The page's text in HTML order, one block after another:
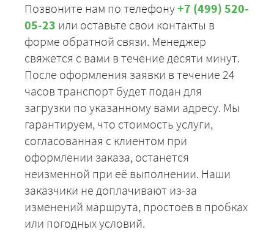
Позвоните нам по телефону+7 (499) 520-
05-23 или оставьте свои контакты в
форме обратной связи. Менеджер
свяжется с вами в течение десяти минут.
После оформления заявки в течение 24
часов транспорт будет подан для
загрузки по указанному вами адресу. Мы
гарантируем, что стоимость услуги,
согласованная с клиентом при
оформлении заказа, останется
неизменной при её выполнении. Наши
заказчики не доплачивают из-за
изменений маршрута, простоев в пробках
или погодных условий.